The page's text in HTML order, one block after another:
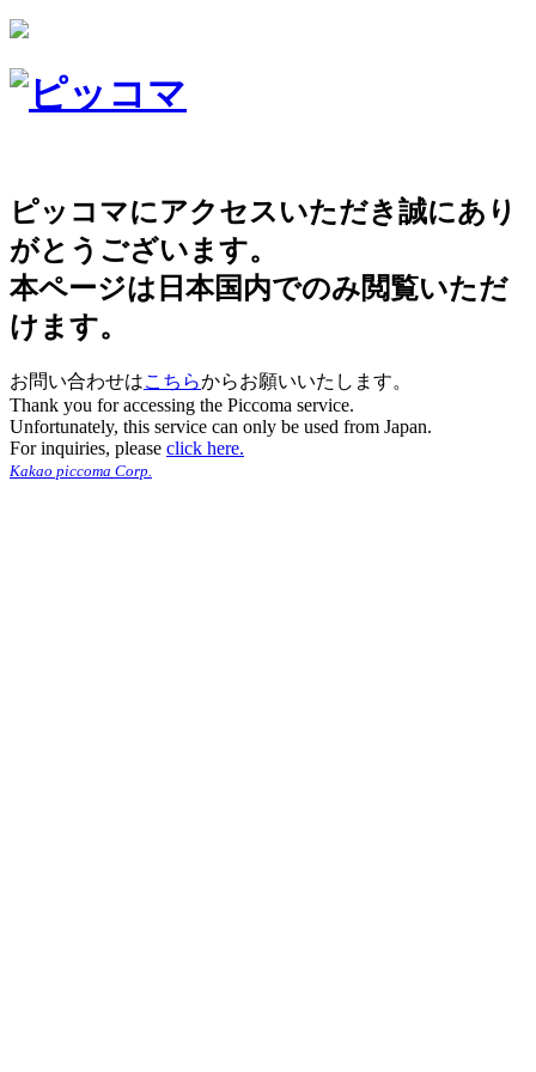
ピッコマにアクセスいただき誠にあり
がとうございます。
本ページは日本国内でのみ閲覧いただ
けます。
お問い合わせはこちらからお願いいたします。
Thank you for accessing the Piccoma service.
Unfortunately, this service can only be used from Japan.
For inquiries, please click here.
Kakao piccoma Corp.